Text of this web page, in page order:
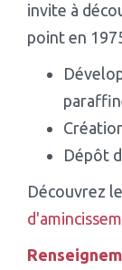
invite à
point en
Dépôt
Découvrez